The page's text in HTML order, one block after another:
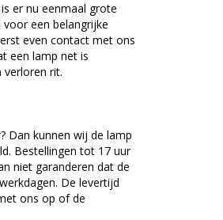
er nu eenmaal grote
een belangrijke
even contact met ons
een lamp net is
verloren rit.
Dan kunnen wij de lamp
Bestellingen tot 17 uur
niet garanderen dat de
De levertijd
ons op of de